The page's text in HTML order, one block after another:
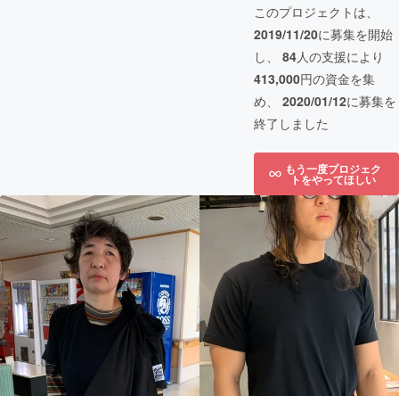
このプロジェクトは、
2019/11/20に募集を開始
し、 84人の支援により
413,000円の資金を集
め、 2020/01/12に募集を
終了しました
もう一度プロジェク
トをやってほしい